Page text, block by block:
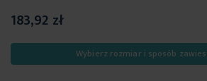
183,92 zł
Wybierz rozmiar i sposób